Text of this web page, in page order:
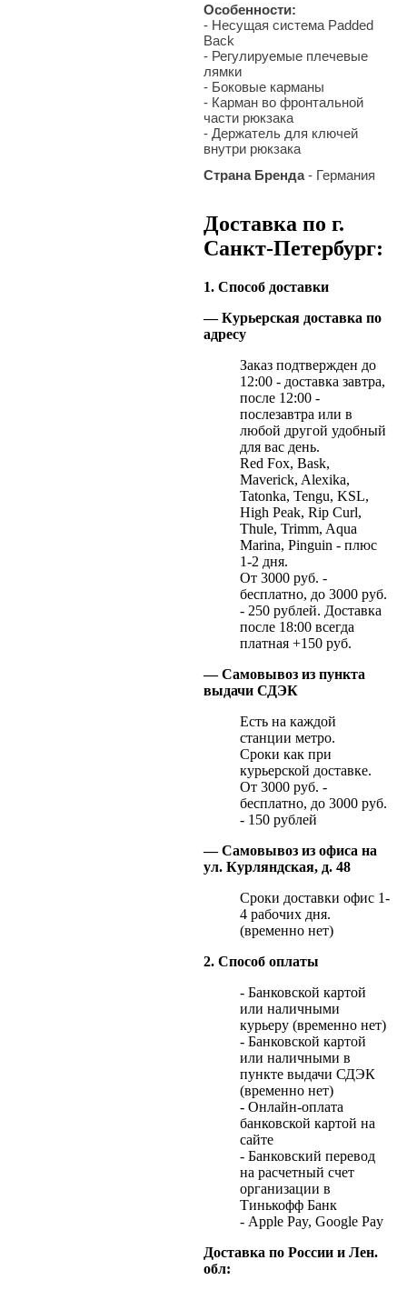
Особенности:
- Несущая система Padded
Back
- Регулируемые плечевые
лямки
- Боковые карманы
- Карман во фронтальной
части рюкзака
- Держатель для ключей
внутри рюкзака
Страна Бренда- Германия
Доставка по г.
Санкт-Петербург:
1. Способ доставки
— Курьерская доставка по
адресу
Заказ подтвержден до
12:00 - доставка завтра,
после 12:00 -
послезавтра или в
любой другой удобный
для вас день.
Red Fox, Bask,
Maverick, Alexika,
Tatonka, Tengu, KSL,
High Peak, Rip Curl,
Thule, Trimm, Aqua
Marina, Pinguin - плюс
1-2 дня.
От 3000 руб. -
бесплатно, до 3000 руб.
- 250 рублей. Доставка
после 18:00 всегда
платная +150 руб.
— Самовывоз из пункта
выдачи СДЭК
Есть на каждой
станции метро.
Сроки как при
курьерской доставке.
От 3000 руб. -
бесплатно, до 3000 руб.
- 150 рублей
— Самовывоз из офиса на
ул. Курляндская, д. 48
Сроки доставки офис 1-
4 рабочих дня.
(временно нет)
2. Способ оплаты
- Банковской картой
или наличными
курьеру (временно нет)
- Банковской картой
или наличными в
пункте выдачи СДЭК
(временно нет)
- Онлайн-оплата
банковской картой на
сайте
- Банковский перевод
на расчетный счет
организации в
Тинькофф Банк
- Apple Pay, Google Pay
Доставка по России и Лен.
обл: